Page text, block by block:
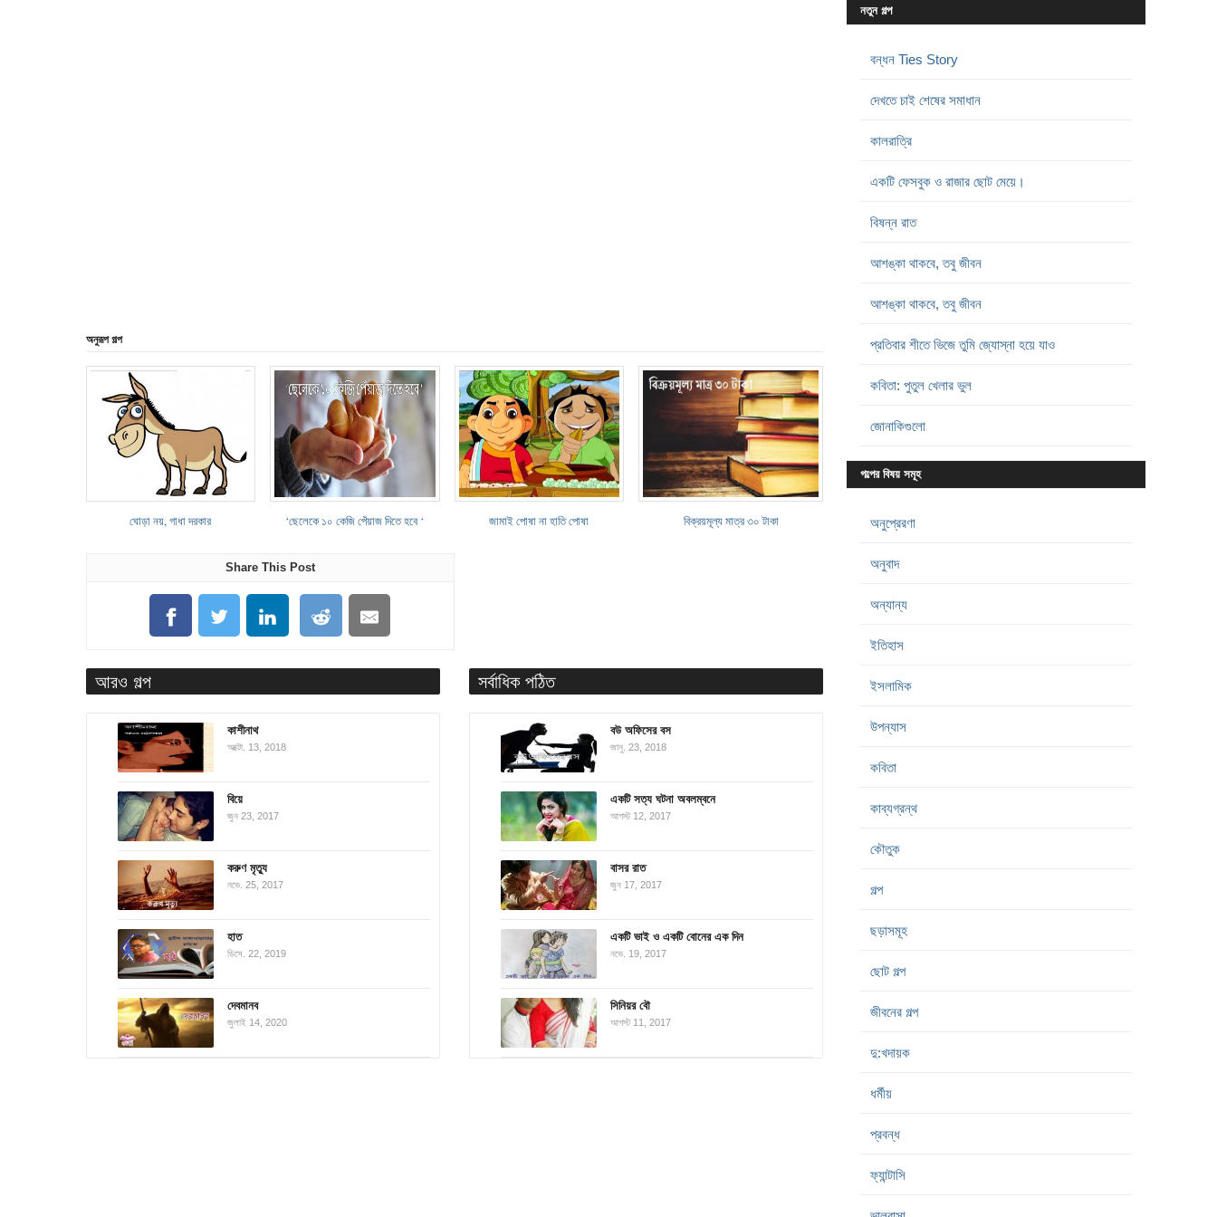
অনুরূপ গল্প
ঘোড়া নয়, গাধা দরকার ‘ছেলেকে ১০ কেজি পেঁয়াজ দিতে হবে ‘ জামাই পোষা না হাতি পোষা বিক্রয়মূল্য মাত্র ৩০ টাকা
Share This Post
আরও গল্প
কাশীনাথ
অক্টো. 13, 2018
বিয়ে
জুন 23, 2017
করুণ মৃত্যু
নভে. 25, 2017
হাত
ডিসে. 22, 2019
দেবমানব
জুলাই 14, 2020
সর্বাধিক পঠিত
বউ অফিসের বস
জানু. 23, 2018
একটি সত্য ঘটনা অবলম্বনে
আগস্ট 12, 2017
বাসর রাত
জুন 17, 2017
একটি ভাই ও একটি বোনের এক দিন
নভে. 19, 2017
সিনিয়র বৌ
আগস্ট 11, 2017
নতুন গল্প
বন্ধন Ties Story
দেখতে চাই শেষের সমাধান
কালরাত্রি
একটি ফেসবুক ও রাজার ছোট মেয়ে।
বিষন্ন রাত
আশঙ্কা থাকবে, তবু জীবন
আশঙ্কা থাকবে, তবু জীবন
প্রতিবার শীতে ভিজে তুমি জ্যোস্না হয়ে যাও
কবিতা: পুতুল খেলার ভুল
জোনাকিগুলো
গল্পের বিষয় সমূহ
অনুপ্রেরণা
অনুবাদ
অন্যান্য
ইতিহাস
ইসলামিক
উপন্যাস
কবিতা
কাব্যগ্রন্থ
কৌতুক
গল্প
ছড়াসমূহ
ছোট গল্প
জীবনের গল্প
দু:খদায়ক
ধর্মীয়
প্রবন্ধ
ফ্যান্টাসি